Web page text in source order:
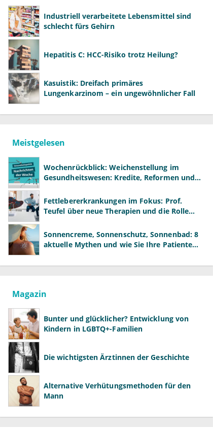
Industriell verarbeitete Lebensmittel sind
schlecht fürs Gehirn
Hepatitis C: HCC-Risiko trotz Heilung?
Kasuistik: Dreifach primäres
Lungenkarzinom – ein ungewöhnlicher Fall
Meistgelesen
Wochenrückblick: Weichenstellung im
Gesundheitswesen: Kredite, Reformen und
Fettlebererkrankungen im Fokus: Prof.
Teufel über neue Therapien und die Rolle
Sonnencreme, Sonnenschutz, Sonnenbad: 8
aktuelle Mythen und wie Sie Ihre Patienten
Magazin
Bunter und glücklicher? Entwicklung von
Kindern in LGBTQ+-Familien
Die wichtigsten Ärztinnen der Geschichte
Alternative Verhütungsmethoden für den
Mann